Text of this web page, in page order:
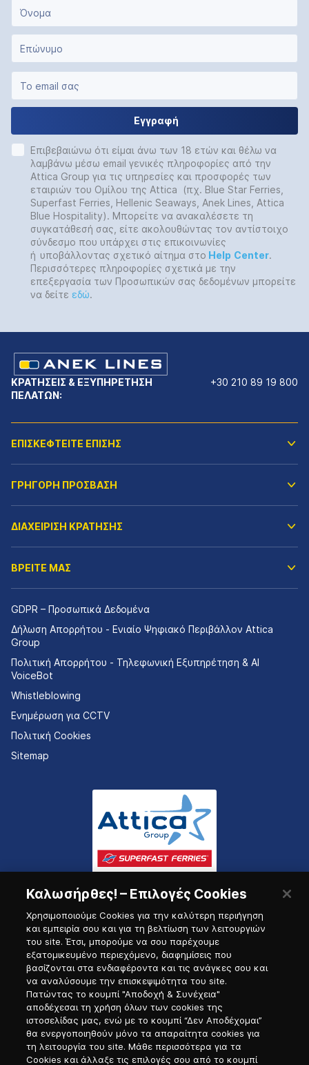
Εγγραφή
Επιβεβαιώνω ότι είμαι άνω των 18 ετών και θέλω να
λαμβάνω μέσω email γενικές πληροφορίες από την
Attica Group για τις υπηρεσίες και προσφορές των
εταιριών του Ομίλου της Attica (πχ. Blue Star Ferries,
Superfast Ferries, Hellenic Seaways, Anek Lines, Attica
Blue Hospitality). Μπορείτε να ανακαλέσετε τη
συγκατάθεσή σας, είτε ακολουθώντας τον αντίστοιχο
σύνδεσμο που υπάρχει στις επικοινωνίες
ή υποβάλλοντας σχετικό αίτημα στο Help Center.
Περισσότερες πληροφορίες σχετικά με την
επεξεργασία των Προσωπικών σας δεδομένων μπορείτε
να δείτε εδώ.
ΚΡΑΤΗΣΕΙΣ & ΕΞΥΠΗΡΕΤΗΣΗ
ΠΕΛΑΤΩΝ:
+30 210 89 19 800
ΕΠΙΣΚΕΦΤΕΙΤΕ ΕΠΙΣΗΣ
ΓΡΗΓΟΡΗ ΠΡΟΣΒΑΣΗ
ΔΙΑΧΕΙΡΙΣΗ ΚΡΑΤΗΣΗΣ
ΒΡΕΙΤΕ ΜΑΣ
GDPR – Προσωπικά Δεδομένα
Δήλωση Απορρήτου - Ενιαίο Ψηφιακό Περιβάλλον Attica
Group
Πολιτική Απορρήτου - Τηλεφωνική Εξυπηρέτηση & AI
VoiceBot
Whistleblowing
Ενημέρωση για CCTV
Πολιτική Cookies
Sitemap
Πύλη Ναυτικού
Καλωσήρθες! – Επιλογές Cookies
Χρησιμοποιούμε Cookies για την καλύτερη περιήγηση
και εμπειρία σου και για τη βελτίωση των λειτουργιών
του site. Έτσι, μπορούμε να σου παρέχουμε
εξατομικευμένο περιεχόμενο, διαφημίσεις που
βασίζονται στα ενδιαφέροντα και τις ανάγκες σου και
να αναλύσουμε την επισκεψιμότητα του site.
Πατώντας το κουμπί "Αποδοχή & Συνέχεια"
αποδέχεσαι τη χρήση όλων των cookies της
ιστοσελίδας μας, ενώ με το κουμπί “Δεν Αποδέχομαι”
θα ενεργοποιηθούν μόνο τα απαραίτητα cookies για
τη λειτουργία του site. Μάθε περισσότερα για τα
Cookies και άλλαξε τις επιλογές σου από το κουμπί